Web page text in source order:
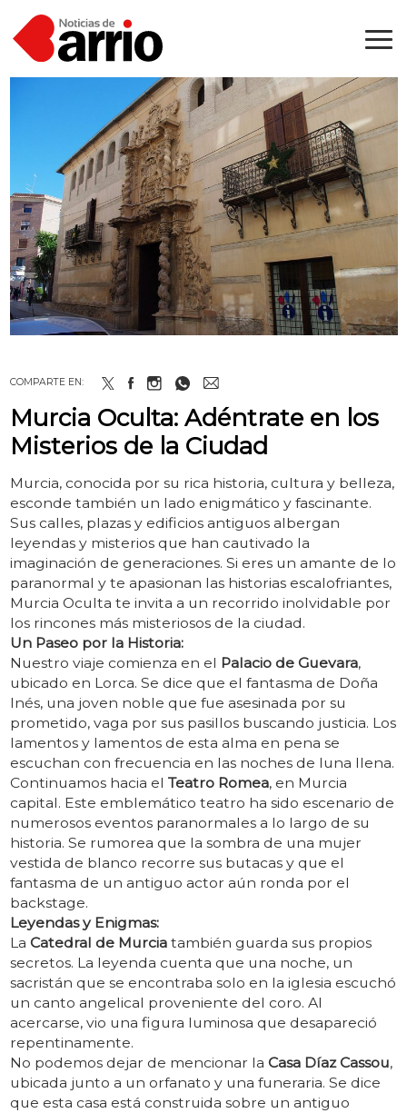
COMPARTE EN:
Murcia Oculta: Adéntrate en los
Misterios de la Ciudad
Murcia, conocida por su rica historia, cultura y belleza,
esconde también un lado enigmático y fascinante.
Sus calles, plazas y edificios antiguos albergan
leyendas y misterios que han cautivado la
imaginación de generaciones. Si eres un amante de lo
paranormal y te apasionan las historias escalofriantes,
Murcia Oculta te invita a un recorrido inolvidable por
los rincones más misteriosos de la ciudad.
Un Paseo por la Historia:
Nuestro viaje comienza en el Palacio de Guevara,
ubicado en Lorca. Se dice que el fantasma de Doña
Inés, una joven noble que fue asesinada por su
prometido, vaga por sus pasillos buscando justicia. Los
lamentos y lamentos de esta alma en pena se
escuchan con frecuencia en las noches de luna llena.
Continuamos hacia el Teatro Romea, en Murcia
capital. Este emblemático teatro ha sido escenario de
numerosos eventos paranormales a lo largo de su
historia. Se rumorea que la sombra de una mujer
vestida de blanco recorre sus butacas y que el
fantasma de un antiguo actor aún ronda por el
backstage.
Leyendas y Enigmas:
La Catedral de Murciatambién guarda sus propios
secretos. La leyenda cuenta que una noche, un
sacristán que se encontraba solo en la iglesia escuchó
un canto angelical proveniente del coro. Al
acercarse, vio una figura luminosa que desapareció
repentinamente.
No podemos dejar de mencionar la Casa Díaz Cassou,
ubicada junto a un orfanato y una funeraria. Se dice
que esta casa está construida sobre un antiguo